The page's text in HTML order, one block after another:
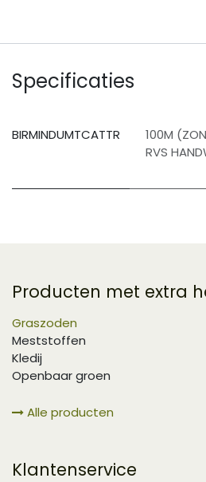
Specificaties
BIRMINDUMTCATTR 100M
RVS
Producten met extra
Graszoden
Meststoffen
Kledij
Openbaar groen
Alle producten
Klantenservice